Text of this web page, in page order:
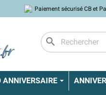
Paiement sécurisé CB et
search
ANNIVERSAIRE